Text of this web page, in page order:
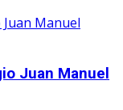
Juan Manuel